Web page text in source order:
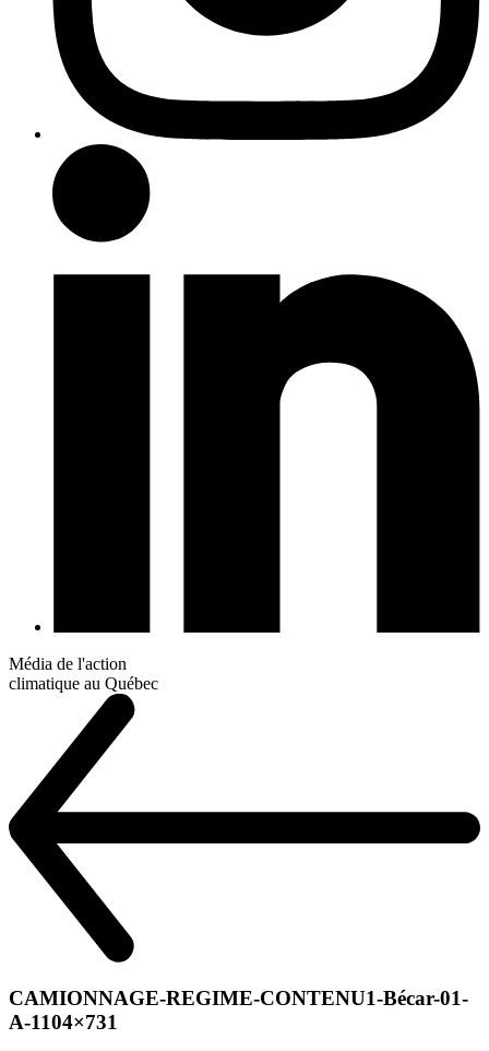
Média de l'action
climatique au Québec
CAMIONNAGE-REGIME-CONTENU1-Bécar-01-
A-1104×731